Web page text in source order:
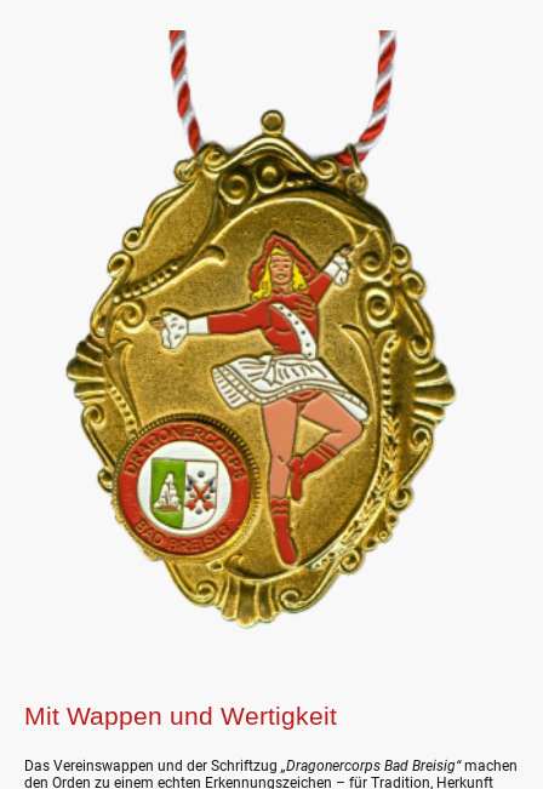
Mit Wappen und Wertigkeit
Das Vereinswappen und der Schriftzug „Dragonercorps Bad Breisig“machen
den Orden zu einem echten Erkennungszeichen – für Tradition, Herkunft